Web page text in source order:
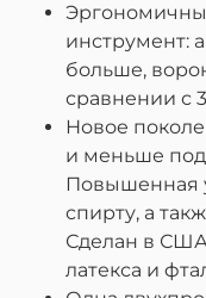
инструмент:
больше,
сравнении с
Новое
и меньше
Повышенная
спирту, а
Сделан в
латекса и